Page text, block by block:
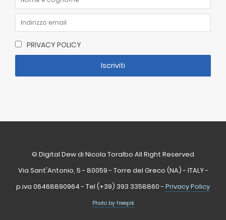
PRIVACY POLICY
© Digital Dew di Nicola Toralbo All Right Reserved
Via Sant'Antonio, 5 - 80059 - Torre del Greco (NA) - ITALY -
p.iva 06468890964 - Tel (+39) 393 3358860 - Privacy Policy
Photo by freepik